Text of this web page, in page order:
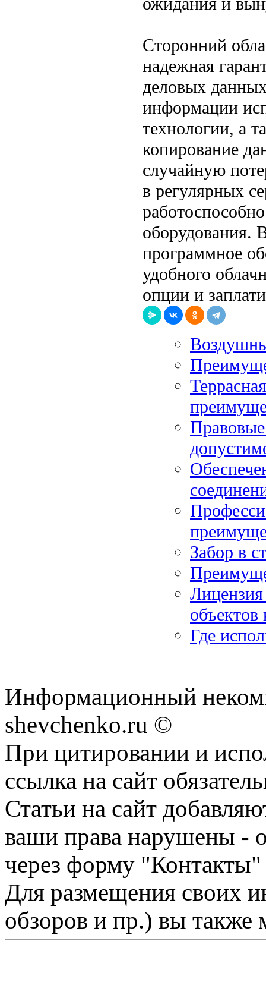
Сторонний
надежная
деловых
информации
технологии, а
копирование
случайную
в регулярных
оборудования.
программное
удобного
опции и
Правовые
Забор в
объектов
Где
Информационный
shevchenko.ru ©
При цитировании и
ссылка на сайт
Статьи на сайт
ваши права нарушены -
через форму "Контакты"
Для размещения своих
обзоров и пр.) вы также